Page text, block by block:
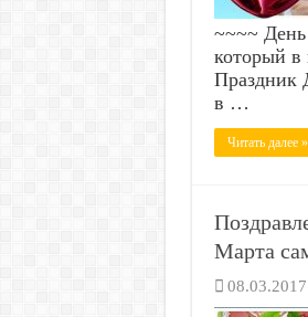
~~~~
который в
Праздник
в …
Читать далее »
Марта
08.03.2017